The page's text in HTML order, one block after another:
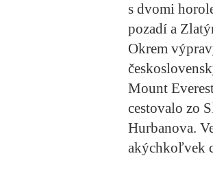
s dvomi
pozadí a
Okrem
Mount
cestovalo zo
Hurbanova.
akýchkoľvek